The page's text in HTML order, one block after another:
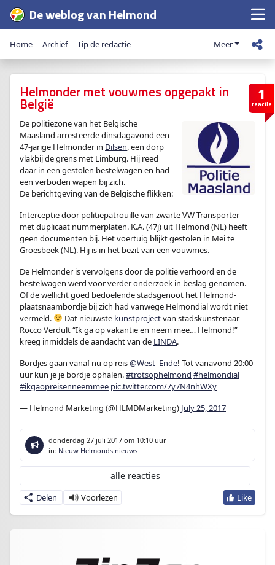
De weblog van Helmond
Home Archief Tip de redactie Meer
1
reactie
Helmonder met vouwmes opgepakt in
België
De politiezone van het Belgische
Maasland arresteerde dinsdagavond een
47-jarige Helmonder in Dilsen, een dorp
vlakbij de grens met Limburg. Hij reed
daar in een gestolen bestelwagen en had
een verboden wapen bij zich.
De berichtgeving van de Belgische flikken:
Interceptie door politiepatrouille van zwarte VW Transporter
met duplicaat nummerplaten. K.A. (47j) uit Helmond (NL) heeft
geen documenten bij. Het voertuig blijkt gestolen in Mei te
Groesbeek (NL). Hij is in het bezit van een vouwmes.
De Helmonder is vervolgens door de politie verhoord en de
bestelwagen werd voor verder onderzoek in beslag genomen.
Of de wellicht goed bedoelende stadsgenoot het Helmond-
plaatsnaambordje bij zich had vanwege Helmondial wordt niet
vermeld.
Dat nieuwste kunstprojectvan stadskunstenaar
Rocco Verdult “Ik ga op vakantie en neem mee… Helmond!”
kreeg inmiddels de aandacht van de LINDA.
Bordjes gaan vanaf nu op reis@West_Ende! Tot vanavond 20:00
uur kun je je bordje ophalen.#trotsophelmond #helmondial
#ikgaopreisenneemmee pic.twitter.com/7y7N4nhWXy
— Helmond Marketing (@HLMDMarketing) July 25, 2017
donderdag 27 juli 2017 om 10:10 uur
in: Nieuw Helmonds nieuws
Delen
alle reacties